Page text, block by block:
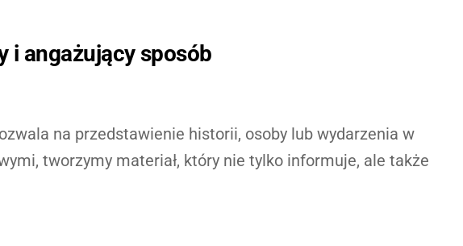
i angażujący sposób
na przedstawienie historii, osoby lub wydarzenia w
tworzymy materiał, który nie tylko informuje, ale także